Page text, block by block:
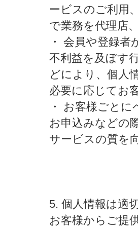
ービスのご利用
で業務を代理店
・ 会員や登録
不利益を及ぼす
どにより、個人
必要に応じてお
・ お客様ごと
お申込みなどの
サービスの質を
5. 個人情報は適
お客様からご提